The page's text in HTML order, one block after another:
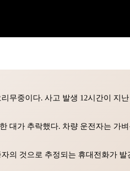
무중이다. 사고 발생 12시간이 지
대가 추락했다. 차량 운전자는 가
의 것으로 추정되는 휴대전화가 발